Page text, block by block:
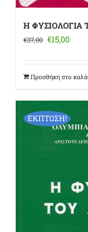
Η ΦΥΣΙΟΛΟΓΙΑ
€37,00 Original
€37,00.
€15,00Η
Προσθήκη στο
ΕΚΠΤΩΣΗ!